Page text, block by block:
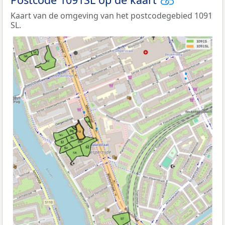
Kaart van de omgeving van het postcodegebied 1091
SL.